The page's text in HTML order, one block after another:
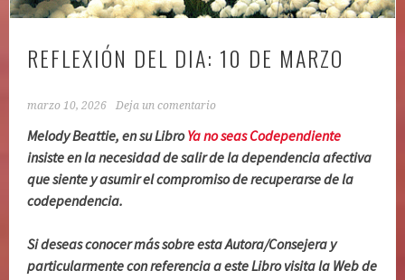
REFLEXIÓN DEL DIA: 10 DE MARZO
marzo 10, 2026 Deja un comentario
Melody Beattie, en su LibroYa no seas Codependiente
insiste en la necesidad de salir de la dependencia afectiva
que siente y asumir el compromiso de recuperarse de la
codependencia.
Si deseas conocer más sobre esta Autora/Consejera y
particularmente con referencia a este Libro visita la Web de